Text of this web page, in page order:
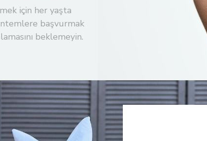
için her yaşta
başvurmak
beklemeyin.